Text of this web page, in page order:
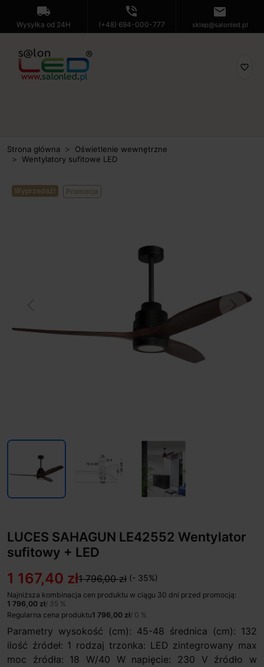
local_shipping
Wysyłka od 24H
phone_in_talk
(+48) 694-000-777
mail
sklep@salonled.pl
favorite_border
Strona główna
Oświetlenie wewnętrzne
Wentylatory sufitowe LED
Wyprzedaż! Promocja
Next
LUCES SAHAGUN LE42552 Wentylator
sufitowy + LED
1 167,40 zł1 796,00 zł (- 35%)
Najniższa kombinacja cen produktu w ciągu 30 dni przed promocją:
1 796,00 zł/ 35 %
Regularna cena produktu1 796,00 zł/ 0 %
Parametry wysokość (cm): 45-48 średnica (cm): 132
ilość źródeł: 1 rodzaj trzonka: LED zintegrowany max
moc źródła: 18 W/40 W napięcie: 230 V źródło w